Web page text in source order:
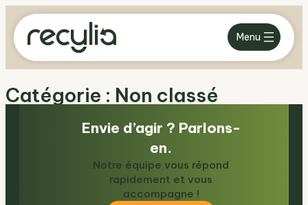
au
contenu
Menu
Catégorie : Non classé
Envie d’agir ? Parlons-
en.
Notre équipe vous répond
rapidement et vous
accompagne !